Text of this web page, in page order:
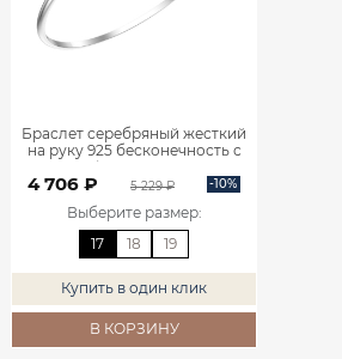
Браслет серебряный жесткий
на руку 925 бесконечность с
камнями фианитами 2920205-
00775
4 706 ₽ 5 229 ₽ -10%
Выберите размер:
17
18 19
Купить в один клик
В КОРЗИНУ